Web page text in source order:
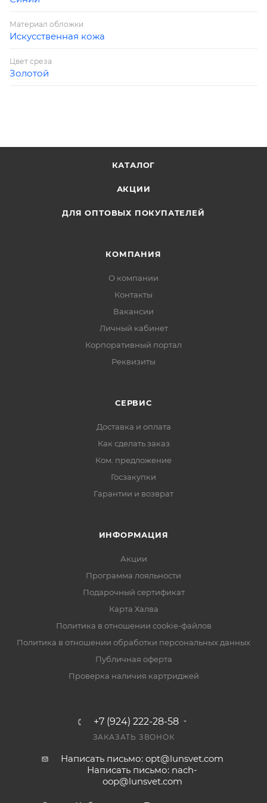
Материал обложки
Искусственная кожа
Цвет среза
Золотой
КАТАЛОГ
АКЦИИ
ДЛЯ ОПТОВЫХ ПОКУПАТЕЛЕЙ
КОМПАНИЯ
О компании
Контакты
Вакансии
Личный кабинет
Корпоративный портал
Реквизиты
СЕРВИС
Доставка и оплата
Как сделать заказ
Ком. предложение
Госзакупки
Гарантии и возврат
ИНФОРМАЦИЯ
Акции
Программа лояльности
Подарочный сертификат
Карта Халва
Политика в отношении cookie-файлов
Политика в отношении обработки персональных данных
Публичная оферта
Проверка наличия картриджей
+7 (924) 222-28-58
ЗАКАЗАТЬ ЗВОНОК
Написать письмо: opt@lunsvet.com
Написать письмо: nach-
oop@lunsvet.com